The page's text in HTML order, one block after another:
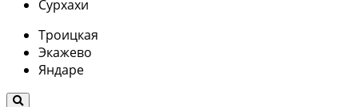
Сурхахи
Троицкая
Экажево
Яндаре